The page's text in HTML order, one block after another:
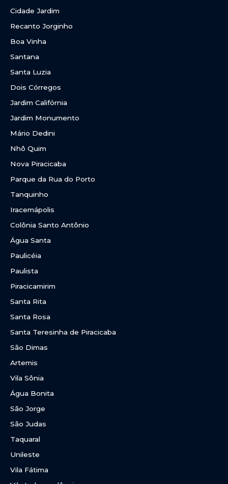
Cidade Jardim
Recanto Jorginho
Boa Vinha
Santana
Santa Luzia
Dois Córregos
Jardim Califórnia
Jardim Monumento
Mário Dedini
Nhô Quim
Nova Piracicaba
Parque da Rua do Porto
Tanquinho
Iracemápolis
Colônia Santo Antônio
Água Santa
Paulicéia
Paulista
Piracicamirim
Santa Rita
Santa Rosa
Santa Teresinha de Piracicaba
São Dimas
Artemis
Vila Sônia
Água Bonita
São Jorge
São Judas
Taquaral
Unileste
Vila Fátima